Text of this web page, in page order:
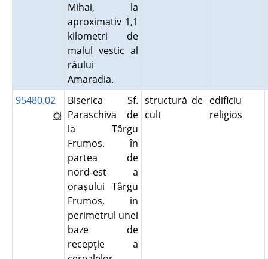
Mihai, la
aproximativ 1,1
kilometri de
malul vestic al
râului
Amaradia.
95480.02
Biserica Sf.
Paraschiva de
la Târgu
Frumos. în
partea de
nord-est a
oraşului Târgu
Frumos, în
perimetrul unei
baze de
recepţie a
structură de
cult
edificiu
religios